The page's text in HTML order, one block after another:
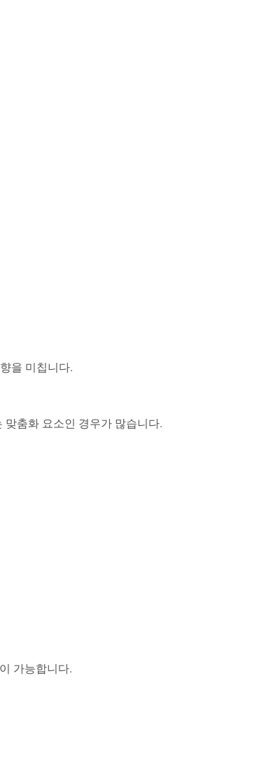
을 미칩니다.
춤화 요소인 경우가 많습니다.
가능합니다.